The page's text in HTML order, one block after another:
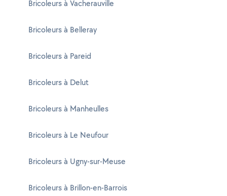
Bricoleurs à Vacherauville
Bricoleurs à Belleray
Bricoleurs à Pareid
Bricoleurs à Delut
Bricoleurs à Manheulles
Bricoleurs à Le Neufour
Bricoleurs à Ugny-sur-Meuse
Bricoleurs à Brillon-en-Barrois